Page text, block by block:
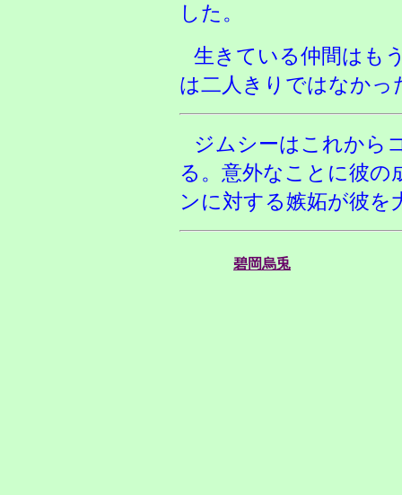
した。
生きている仲間はも
は二人きりではなかっ
ジムシーはこれから
る。意外なことに彼の
ンに対する嫉妬が彼を
碧岡烏兎